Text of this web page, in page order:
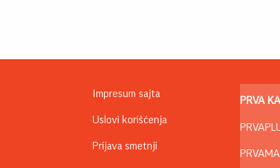
Impresum sajta
Uslovi korišćenja
Prijava smetnji
PRVA